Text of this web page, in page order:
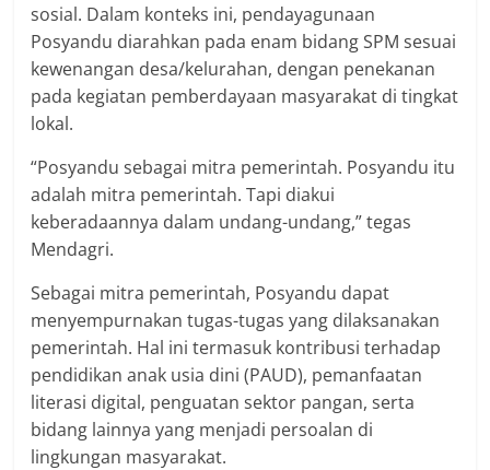
sosial. Dalam konteks ini, pendayagunaan
Posyandu diarahkan pada enam bidang SPM sesuai
kewenangan desa/kelurahan, dengan penekanan
pada kegiatan pemberdayaan masyarakat di tingkat
lokal.
“Posyandu sebagai mitra pemerintah. Posyandu itu
adalah mitra pemerintah. Tapi diakui
keberadaannya dalam undang-undang,” tegas
Mendagri.
Sebagai mitra pemerintah, Posyandu dapat
menyempurnakan tugas-tugas yang dilaksanakan
pemerintah. Hal ini termasuk kontribusi terhadap
pendidikan anak usia dini (PAUD), pemanfaatan
literasi digital, penguatan sektor pangan, serta
bidang lainnya yang menjadi persoalan di
lingkungan masyarakat.